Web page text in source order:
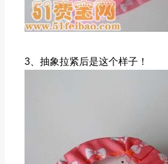
3、抽象拉紧后是这个样子！